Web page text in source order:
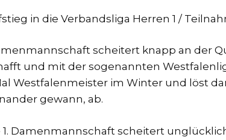
in die Verbandsliga Herren 1 /
scheitert knapp an der
und mit der sogenannten
Westfalenmeister im Winter und löst
gewann, ab.
1. Damenmannschaft scheitert